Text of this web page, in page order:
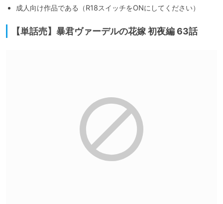
成人向け作品である（R18スイッチをONにしてください）
【単話売】暴君ヴァーデルの花嫁 初夜編 63話